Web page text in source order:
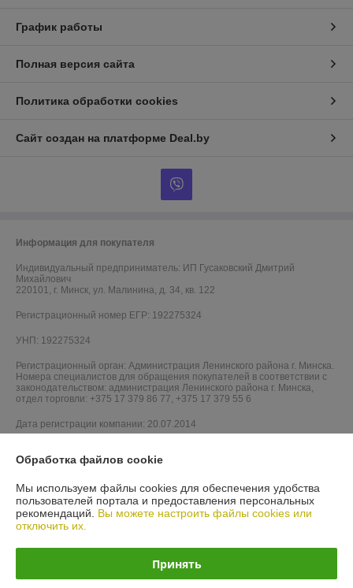
График работы
Полная версия сайта
Политика обработки cookies
Сайт создан на платформе Deal.by
Информация для покупателя
Индивидуальный предприниматель: ИП Гусаковский Дмитрий
Михайлович
220101, г. Минск, ул. Малинина, д. 34, кв. 122
Регистрационный номер ЕГР: 192275324
УНП: 192275324
Регистрационный орган: Администрация Ленинского района г. Минска.
Номера специалистов для обращения покупателей в соответствии с
законодательством: администрация Ленинского района г. Минска,
отдел торговли: +375 17 379 86 77, +375 17 379 55 6
Дата регистрации компании: 20.07.2014
Обработка файлов cookie
Мы используем файлы cookies для обеспечения удобства
пользователей портала и предоставления персональных
рекомендаций. Вы можете настроить файлы cookies или
отключить их.
Принять